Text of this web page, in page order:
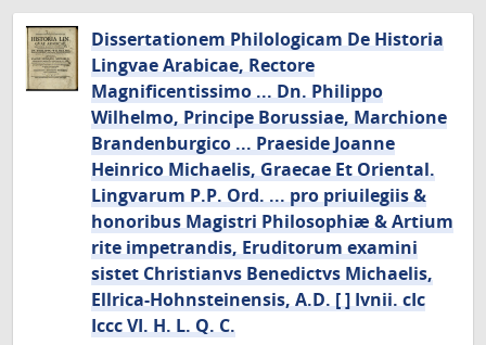
Dissertationem Philologicam De Historia
Lingvae Arabicae, Rectore
Magnificentissimo ... Dn. Philippo
Wilhelmo, Principe Borussiae, Marchione
Brandenburgico ... Praeside Joanne
Heinrico Michaelis, Graecae Et Oriental.
Lingvarum P.P. Ord. ... pro priuilegiis &
honoribus Magistri Philosophiæ & Artium
rite impetrandis, Eruditorum examini
sistet Christianvs Benedictvs Michaelis,
Ellrica-Hohnsteinensis, A.D. [ ] Ivnii. cIc
Iccc VI. H. L. Q. C.